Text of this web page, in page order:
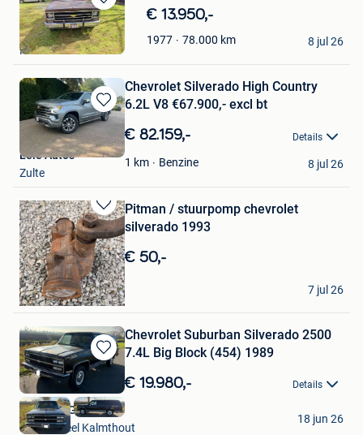
Bewaren
in
Mijn
Favorieten
€ 13.950,-
1977 78.000 km
Thijs Remmery
Pittem
8 jul 26
Bewaren
in
Mijn
Favorieten
Chevrolet Silverado High Country
6.2L V8 €67.900,- excl bt
€ 82.159,- Details
1 km Benzine
Leie Auto's
Zulte
8 jul 26
Bewaren
in
Mijn
Favorieten
Pitman / stuurpomp chevrolet
silverado 1993
€ 50,-
Jaro
Evergem
7 jul 26
Bewaren
Mijn
Favorieten
Chevrolet Suburban Silverado 2500
7.4L Big Block (454) 1989
€ 19.980,- Details
JC&R DIAGNOSTICS
Essen +Deel Kalmthout
18 jun 26